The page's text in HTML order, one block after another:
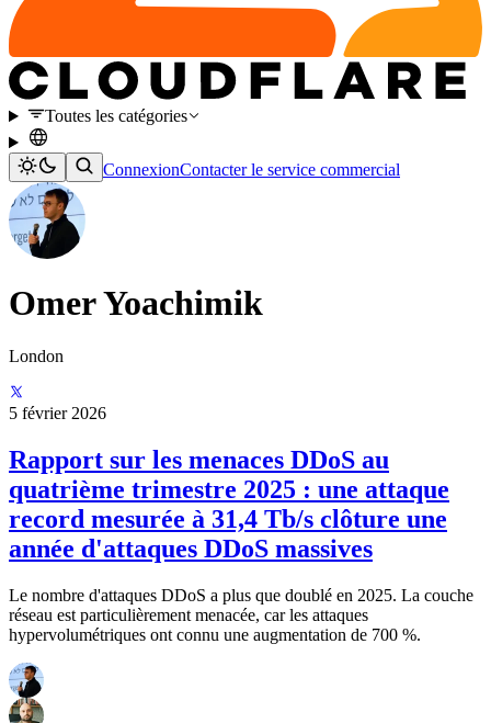
Toutes les catégories
ConnexionContacter le service commercial
Omer Yoachimik
London
5 février 2026
Rapport sur les menaces DDoS au
quatrième trimestre 2025 : une attaque
record mesurée à 31,4 Tb/s clôture une
année d'attaques DDoS massives
Le nombre d'attaques DDoS a plus que doublé en 2025. La couche
réseau est particulièrement menacée, car les attaques
hypervolumétriques ont connu une augmentation de 700 %.